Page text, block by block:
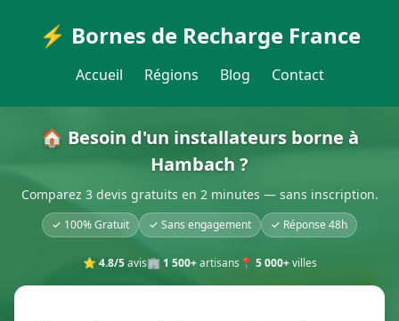
⚡ Bornes de Recharge France
Accueil Régions Blog Contact
🏠 Besoin d'un installateurs borne à
Hambach ?
Comparez 3 devis gratuits en 2 minutes — sans inscription.
✓ 100% Gratuit ✓ Sans engagement ✓ Réponse 48h
⭐ 4.8/5avis🏢 1 500+artisans 📍 5 000+villes